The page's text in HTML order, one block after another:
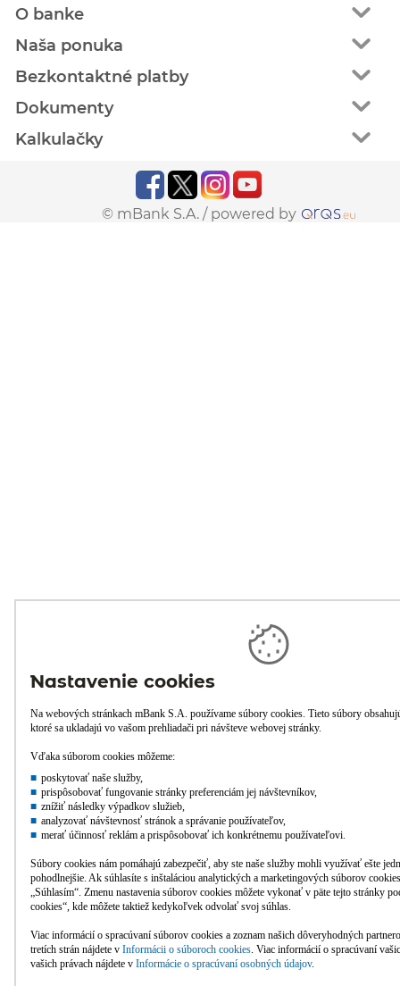
O banke
Naša ponuka
Bezkontaktné platby
Dokumenty
Kalkulačky
© mBank S.A. / powered by